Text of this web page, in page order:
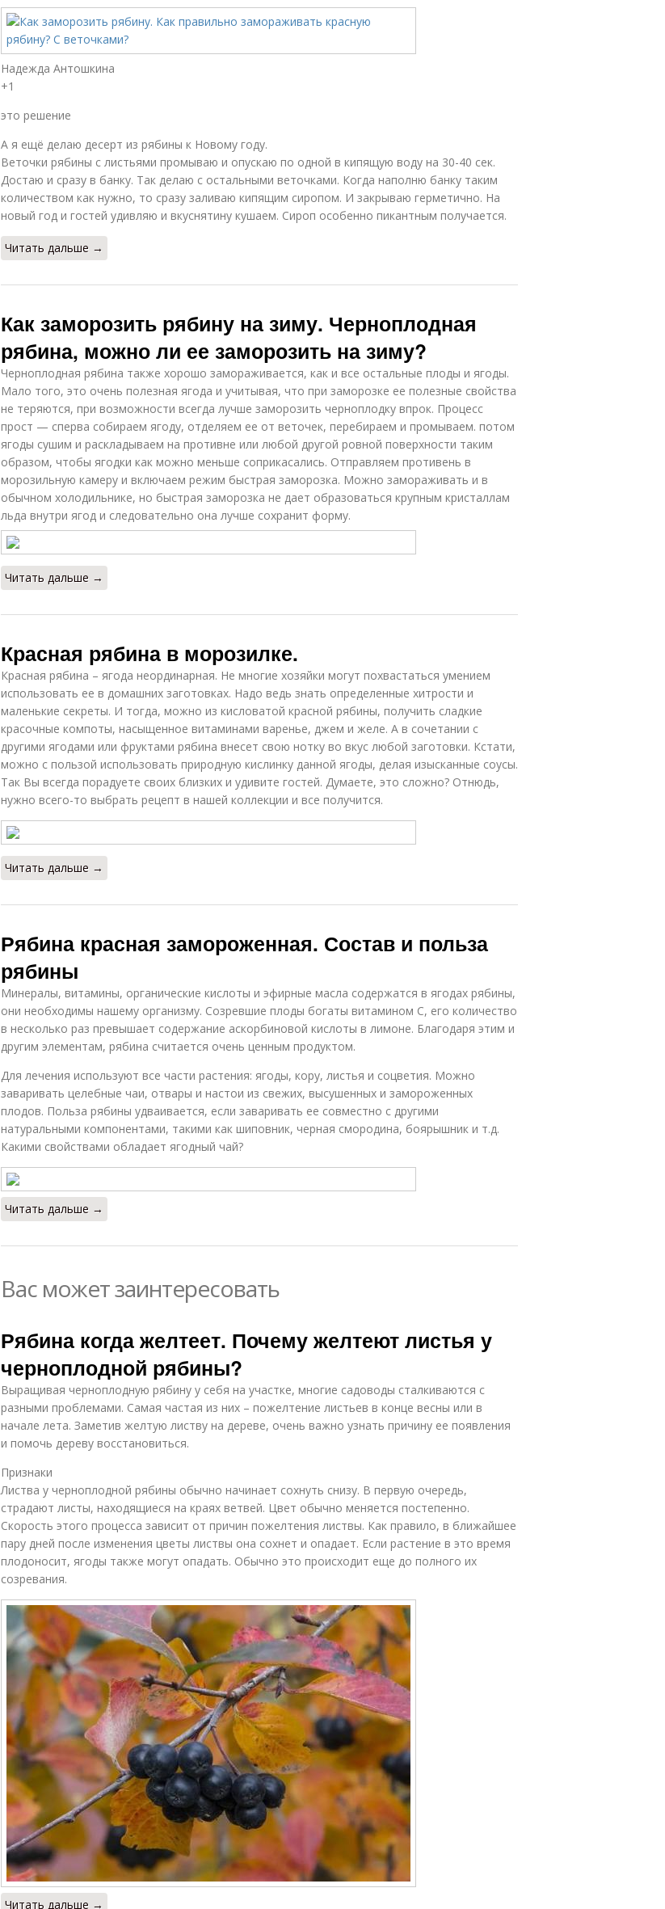
Надежда Антошкина
+1
это решение
А я ещё делаю десерт из рябины к Новому году.
Веточки рябины с листьями промываю и опускаю по одной в кипящую воду на 30-40 сек.
Достаю и сразу в банку. Так делаю с остальными веточками. Когда наполню банку таким
количеством как нужно, то сразу заливаю кипящим сиропом. И закрываю герметично. На
новый год и гостей удивляю и вкуснятину кушаем. Сироп особенно пикантным получается.
Читать дальше →
Как заморозить рябину на зиму. Черноплодная
рябина, можно ли ее заморозить на зиму?
Черноплодная рябина также хорошо замораживается, как и все остальные плоды и ягоды.
Мало того, это очень полезная ягода и учитывая, что при заморозке ее полезные свойства
не теряются, при возможности всегда лучше заморозить черноплодку впрок. Процесс
прост — сперва собираем ягоду, отделяем ее от веточек, перебираем и промываем. потом
ягоды сушим и раскладываем на противне или любой другой ровной поверхности таким
образом, чтобы ягодки как можно меньше соприкасались. Отправляем противень в
морозильную камеру и включаем режим быстрая заморозка. Можно замораживать и в
обычном холодильнике, но быстрая заморозка не дает образоваться крупным кристаллам
льда внутри ягод и следовательно она лучше сохранит форму.
Читать дальше →
Красная рябина в морозилке.
Красная рябина – ягода неординарная. Не многие хозяйки могут похвастаться умением
использовать ее в домашних заготовках. Надо ведь знать определенные хитрости и
маленькие секреты. И тогда, можно из кисловатой красной рябины, получить сладкие
красочные компоты, насыщенное витаминами варенье, джем и желе. А в сочетании с
другими ягодами или фруктами рябина внесет свою нотку во вкус любой заготовки. Кстати,
можно с пользой использовать природную кислинку данной ягоды, делая изысканные соусы.
Так Вы всегда порадуете своих близких и удивите гостей. Думаете, это сложно? Отнюдь,
нужно всего-то выбрать рецепт в нашей коллекции и все получится.
Читать дальше →
Рябина красная замороженная. Состав и польза
рябины
Минералы, витамины, органические кислоты и эфирные масла содержатся в ягодах рябины,
они необходимы нашему организму. Созревшие плоды богаты витамином С, его количество
в несколько раз превышает содержание аскорбиновой кислоты в лимоне. Благодаря этим и
другим элементам, рябина считается очень ценным продуктом.
Для лечения используют все части растения: ягоды, кору, листья и соцветия. Можно
заваривать целебные чаи, отвары и настои из свежих, высушенных и замороженных
плодов. Польза рябины удваивается, если заваривать ее совместно с другими
натуральными компонентами, такими как шиповник, черная смородина, боярышник и т.д.
Какими свойствами обладает ягодный чай?
Читать дальше →
Вас может заинтересовать
Рябина когда желтеет. Почему желтеют листья у
черноплодной рябины?
Выращивая черноплодную рябину у себя на участке, многие садоводы сталкиваются с
разными проблемами. Самая частая из них – пожелтение листьев в конце весны или в
начале лета. Заметив желтую листву на дереве, очень важно узнать причину ее появления
и помочь дереву восстановиться.
Признаки
Листва у черноплодной рябины обычно начинает сохнуть снизу. В первую очередь,
страдают листы, находящиеся на краях ветвей. Цвет обычно меняется постепенно.
Скорость этого процесса зависит от причин пожелтения листвы. Как правило, в ближайшее
пару дней после изменения цветы листвы она сохнет и опадает. Если растение в это время
плодоносит, ягоды также могут опадать. Обычно это происходит еще до полного их
созревания.
Читать дальше →